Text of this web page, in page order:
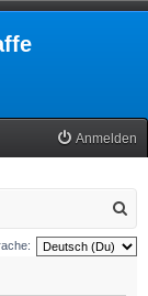
Anmelden
u
c